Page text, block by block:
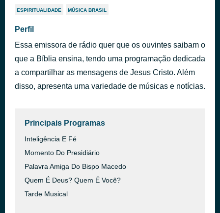
ESPIRITUALIDADE MÚSICA BRASIL
Perfil
Essa emissora de rádio quer que os ouvintes saibam o
que a Bíblia ensina, tendo uma programação dedicada
a compartilhar as mensagens de Jesus Cristo. Além
disso, apresenta uma variedade de músicas e notícias.
Principais Programas
Inteligência E Fé
Momento Do Presidiário
Palavra Amiga Do Bispo Macedo
Quem É Deus? Quem É Você?
Tarde Musical